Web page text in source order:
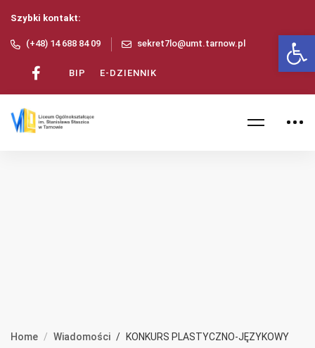
Szybki kontakt:
(+48) 14 688 84 09 sekret7lo@umt.tarnow.pl
BIP E-DZIENNIK
Home Wiadomości KONKURS PLASTYCZNO-JĘZYKOWY